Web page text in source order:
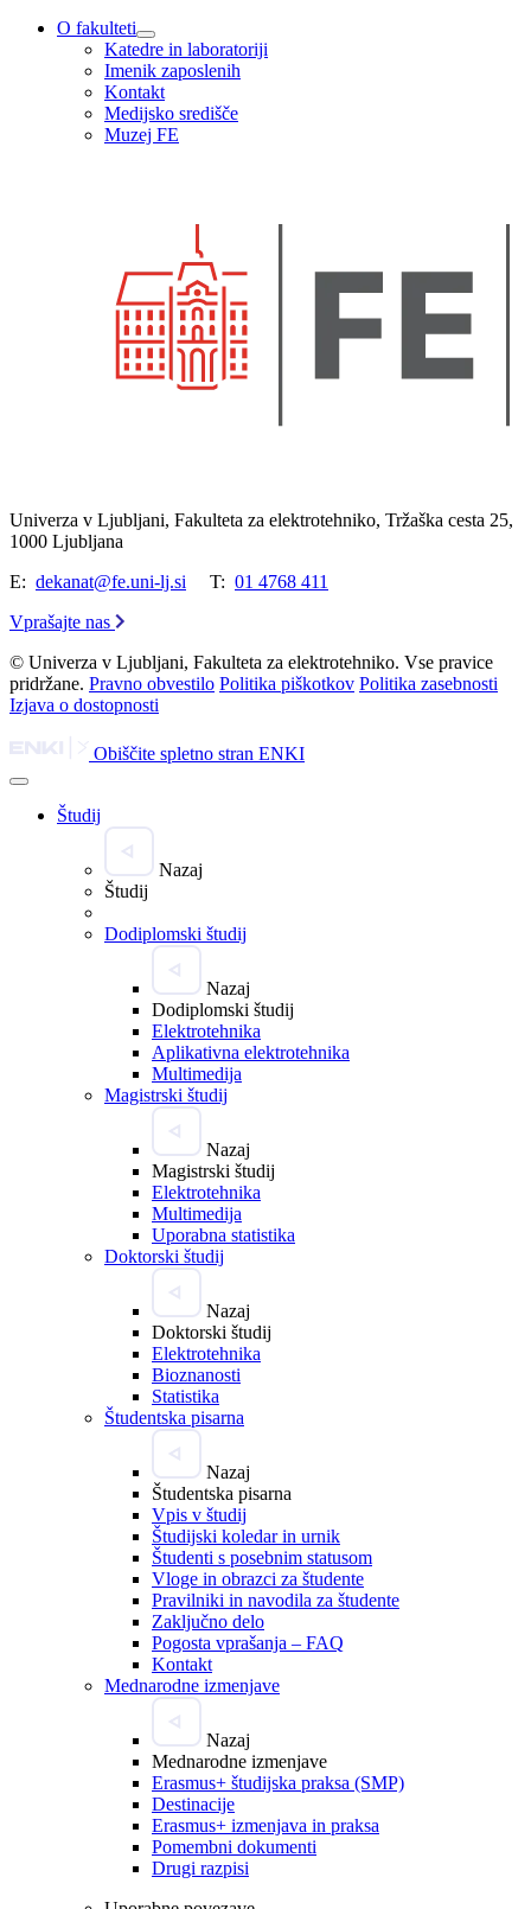
O fakulteti
Katedre in laboratoriji
Imenik zaposlenih
Kontakt
Medijsko središče
Muzej FE
Univerza v Ljubljani, Fakulteta za elektrotehniko, Tržaška cesta 25,
1000 Ljubljana
E: dekanat@fe.uni-lj.si T: 01 4768 411
Vprašajte nas
© Univerza v Ljubljani, Fakulteta za elektrotehniko. Vse pravice
pridržane. Pravno obvestilo Politika piškotkov Politika zasebnosti
Izjava o dostopnosti
Obiščite spletno stran ENKI
Študij
Nazaj
Študij
Dodiplomski študij
Nazaj
Dodiplomski študij
Elektrotehnika
Aplikativna elektrotehnika
Multimedija
Magistrski študij
Nazaj
Magistrski študij
Elektrotehnika
Multimedija
Uporabna statistika
Doktorski študij
Nazaj
Doktorski študij
Elektrotehnika
Bioznanosti
Statistika
Študentska pisarna
Nazaj
Študentska pisarna
Vpis v študij
Študijski koledar in urnik
Študenti s posebnim statusom
Vloge in obrazci za študente
Pravilniki in navodila za študente
Zaključno delo
Pogosta vprašanja – FAQ
Kontakt
Mednarodne izmenjave
Nazaj
Mednarodne izmenjave
Erasmus+ študijska praksa (SMP)
Destinacije
Erasmus+ izmenjava in praksa
Pomembni dokumenti
Drugi razpisi